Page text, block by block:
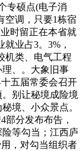
专硕点(电子消
空调，只要1栋宿
时留正在本省就
业占3。3%，
机类、电气工程
、。大象旧事
十五届常委会召开
别让秘境成险境
境、小众景点。
部分发布布告，
等勾当；江西庐
，对勾当组织者